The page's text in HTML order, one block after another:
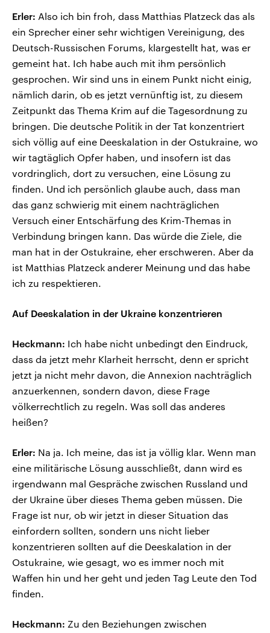
Erler: Also ich bin froh, dass Matthias Platzeck das als
ein Sprecher einer sehr wichtigen Vereinigung, des
Deutsch-Russischen Forums, klargestellt hat, was er
gemeint hat. Ich habe auch mit ihm persönlich
gesprochen. Wir sind uns in einem Punkt nicht einig,
nämlich darin, ob es jetzt vernünftig ist, zu diesem
Zeitpunkt das Thema Krim auf die Tagesordnung zu
bringen. Die deutsche Politik in der Tat konzentriert
sich völlig auf eine Deeskalation in der Ostukraine, wo
wir tagtäglich Opfer haben, und insofern ist das
vordringlich, dort zu versuchen, eine Lösung zu
finden. Und ich persönlich glaube auch, dass man
das ganz schwierig mit einem nachträglichen
Versuch einer Entschärfung des Krim-Themas in
Verbindung bringen kann. Das würde die Ziele, die
man hat in der Ostukraine, eher erschweren. Aber da
ist Matthias Platzeck anderer Meinung und das habe
ich zu respektieren.
Auf Deeskalation in der Ukraine konzentrieren
Heckmann: Ich habe nicht unbedingt den Eindruck,
dass da jetzt mehr Klarheit herrscht, denn er spricht
jetzt ja nicht mehr davon, die Annexion nachträglich
anzuerkennen, sondern davon, diese Frage
völkerrechtlich zu regeln. Was soll das anderes
heißen?
Erler: Na ja. Ich meine, das ist ja völlig klar. Wenn man
eine militärische Lösung ausschließt, dann wird es
irgendwann mal Gespräche zwischen Russland und
der Ukraine über dieses Thema geben müssen. Die
Frage ist nur, ob wir jetzt in dieser Situation das
einfordern sollten, sondern uns nicht lieber
konzentrieren sollten auf die Deeskalation in der
Ostukraine, wie gesagt, wo es immer noch mit
Waffen hin und her geht und jeden Tag Leute den Tod
finden.
Heckmann: Zu den Beziehungen zwischen